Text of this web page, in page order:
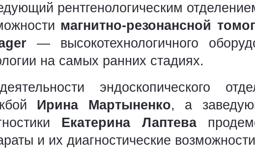
рентгенологическим
магнитно-резонансной
— высокотехнологичного
на самых ранних стадиях.
эндоскопического
Ирина Мартыненко, а
Екатерина Лаптева
и их диагностические